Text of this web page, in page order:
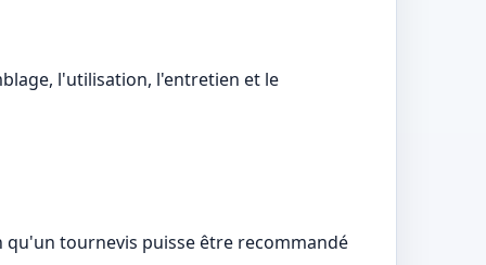
l'utilisation, l'entretien et le
qu'un tournevis puisse être recommandé